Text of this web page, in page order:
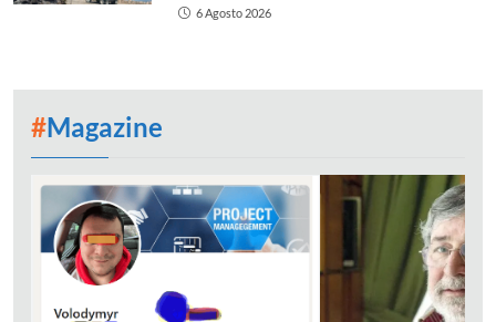
6 Agosto 2026
#Magazine